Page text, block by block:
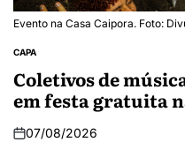
Evento na Casa Caipora. Foto:
CAPA
Coletivos de
em festa gratuita
07/08/2026